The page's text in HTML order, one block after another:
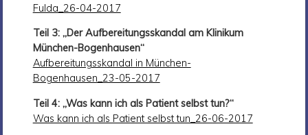
Fulda_26-04-2017
Teil 3: „Der Aufbereitungsskandal am Klinikum
München-Bogenhausen“
Aufbereitungsskandal in München-
Bogenhausen_23-05-2017
Teil 4: „Was kann ich als Patient selbst tun?“
Was kann ich als Patient selbst tun_26-06-2017